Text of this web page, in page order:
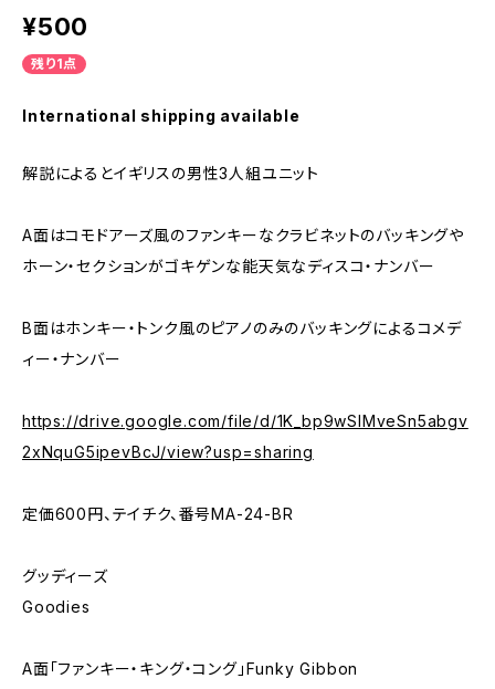
¥500
残り1点
International shipping available
解説によるとイギリスの男性3人組ユニット
A面はコモドアーズ風のファンキーなクラビネットのバッキングや
ホーン・セクションがゴキゲンな能天気なディスコ・ナンバー
B面はホンキー・トンク風のピアノのみのバッキングによるコメデ
ィー・ナンバー
https://drive.google.com/file/d/1K_bp9wSIMveSn5abgv
2xNquG5ipevBcJ/view?usp=sharing
定価600円、テイチク、番号MA-24-BR
グッディーズ
Goodies
A面「ファンキー・キング・コング」Funky Gibbon